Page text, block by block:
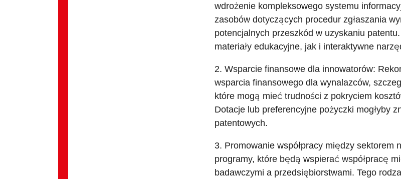
wdrożenie kompleksowego systemu
zasobów dotyczących procedur zgłaszania
potencjalnych przeszkód w uzyskaniu
materiały edukacyjne, jak i interaktywne
2. Wsparcie finansowe dla innowatorów:
wsparcia finansowego dla wynalazców,
które mogą mieć trudności z pokryciem
Dotacje lub preferencyjne pożyczki mogłyby
patentowych.
3. Promowanie współpracy między sektorem
programy, które będą wspierać współpracę
badawczymi a przedsiębiorstwami. Tego